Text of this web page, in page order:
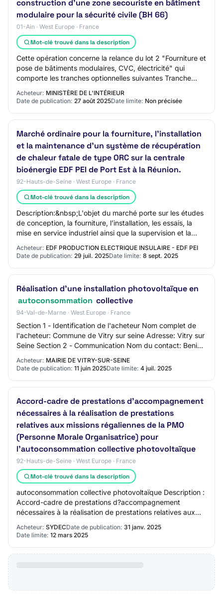
construction d'une zone secouriste en bâtiment
modulaire pour la sécurité civile (BH 66)
01-Ain · West Europe · France
Mot-clé trouvé dans la description
Cette opération concerne la relance du lot 2 "Fourniture et
pose de bâtiments modulaires, CVC, électricité" qui
comporte les tranches optionnelles suivantes Tranche
optionnelle 1 : Modules solaires p…
Acheteur: MINISTÈRE DE L'INTÉRIEUR
Date de publication: 27 août 2025Date limite: Non précisée
Marché ordinaire pour la fourniture, l'installation
et la maintenance d’un système de récupération
de chaleur fatale de type ORC sur la centrale
bioénergie EDF PEI de Port Est à la Réunion.
92-Hauts-de-Seine · West Europe · France
Mot-clé trouvé dans la description
Description:&nbsp;L'objet du marché porte sur les études
de conception, la fourniture, l’installation, les essais, la
mise en service industriel ainsi que la supervision et la
Acheteur: EDF PRODUCTION ELECTRIQUE INSULAIRE - EDF PEI
Date de publication: 29 juil. 2025Date limite: 8 sept. 2025
Réalisation d'une installation photovoltaïque en
autoconsommation collective
94-Val-de-Marne · West Europe · France
Section 1 - Identification de l'acheteur Nom complet de
l'acheteur: Commune de Vitry sur seine Adresse: Vitry sur
Seine Section 2 - Communication Nom du contact: Beni
Acheteur: MAIRIE DE VITRY-SUR-SEINE
Date de publication: 11 juin 2025Date limite: 4 juil. 2025
Accord-cadre de prestations d'accompagnement
nécessaires à la réalisation de prestations
relatives aux missions régaliennes de la PMO
(Personne Morale Organisatrice) pour
l'autoconsommation collective photovoltaïque
92-Hauts-de-Seine · West Europe · France
Mot-clé trouvé dans la description
autoconsommation collective photovoltaïque Description :
Accord-cadre de prestations d?accompagnement
nécessaires à la réalisation de prestations relatives aux
Acheteur: SYDECDate de publication: 31 janv. 2025
Date limite: 12 mars 2025